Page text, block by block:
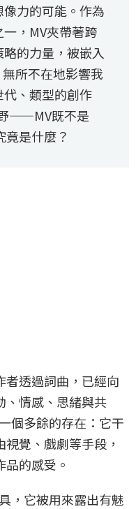
力的可能。作為
，MV夾帶著跨
的力量，被嵌入
所不在地影響我
、類型的創作
——MV既不是
竟是什麼？
者透過詞曲，已經向
、情感、思緒與共
個多餘的存在：它干
覺、戲劇等手段，
的感受。
，它被用來露出有魅